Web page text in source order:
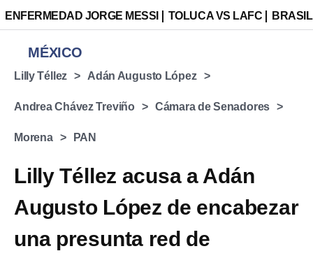
ENFERMEDAD JORGE MESSI TOLUCA VS LAFC
MÉXICO
Lilly Téllez Adán Augusto López
Andrea Chávez Treviño Cámara de Senadores
Morena PAN
Lilly Téllez acusa a Adán
Augusto López de encabezar
una presunta red de